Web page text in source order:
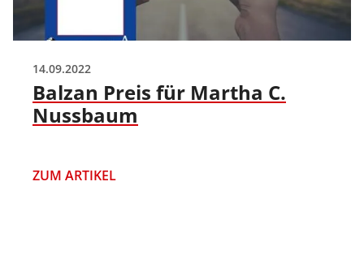
14.09.2022
Balzan Preis für Martha C.
Nussbaum
ZUM ARTIKEL